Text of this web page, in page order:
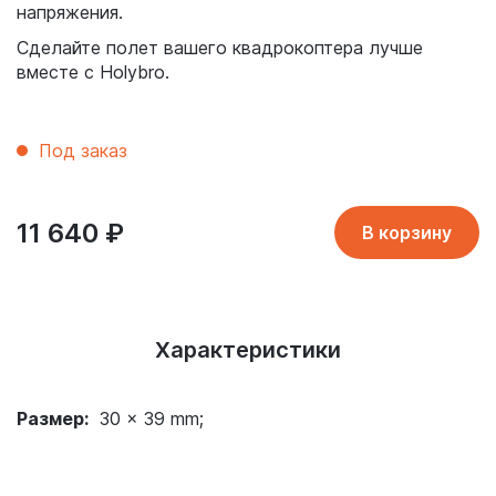
напряжения.
Сделайте полет вашего квадрокоптера лучше
вместе с Holybro.
Под заказ
11 640 ₽ В корзину
Характеристики
Размер: 30 x 39 mm;